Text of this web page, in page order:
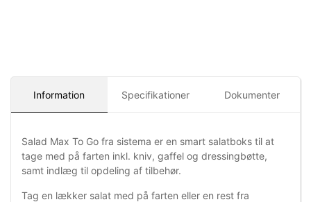
Information Specifikationer Dokumenter
Salad Max To Go fra sistema er en smart salatboks til at
tage med på farten inkl. kniv, gaffel og dressingbøtte,
samt indlæg til opdeling af tilbehør.
Tag en lækker salat med på farten eller en rest fra